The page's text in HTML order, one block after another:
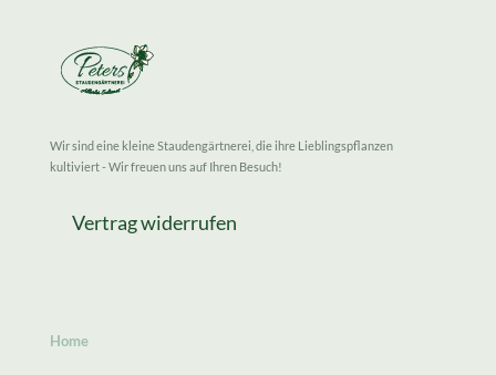
Wir sind eine kleine Staudengärtnerei, die ihre Lieblingspflanzen
kultiviert - Wir freuen uns auf Ihren Besuch!
Vertrag widerrufen
Home